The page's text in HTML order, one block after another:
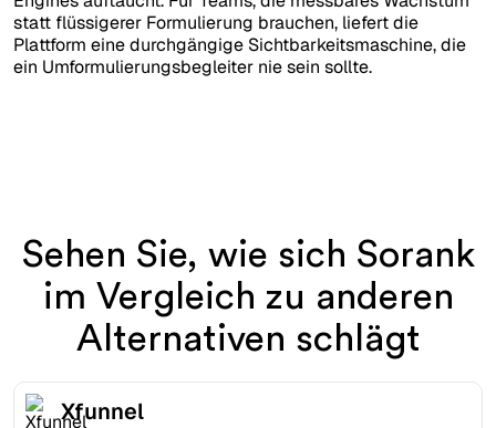
statt flüssigerer Formulierung brauchen, liefert die
Plattform eine durchgängige Sichtbarkeitsmaschine, die
ein Umformulierungsbegleiter nie sein sollte.
Sehen Sie, wie sich Sorank
im Vergleich zu anderen
Alternativen schlägt
Xfunnel